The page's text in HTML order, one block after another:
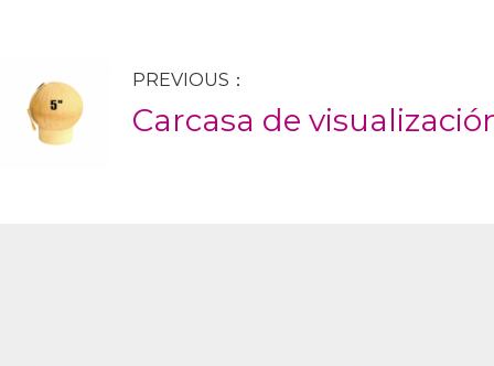
PREVIOUS：
Carcasa de